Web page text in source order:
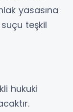
yasasına
suçu teşkil
hukuki